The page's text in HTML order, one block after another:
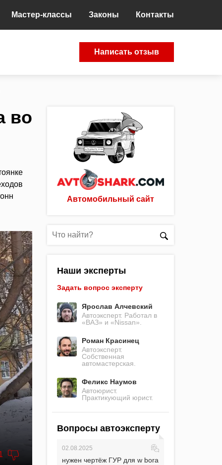
Мастер-классы Законы Контакты
Написать отзыв
во
Автомобильный сайт
Наши эксперты
Задать вопрос эксперту
Ярослав Алчевский
Автоэксперт. Работал в
«ВАЗ» и «Nissan».
Роман Красинец
Автоэксперт.
Собственная
автомастерская.
Феликс Наумов
Автоюрист.
Практикующий юрист.
Вопросы автоэксперту
02.08.2025
нужен чертёж ГУР для w bora